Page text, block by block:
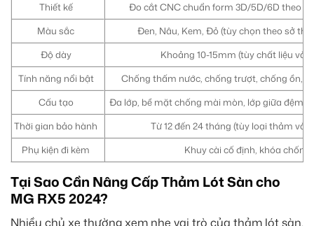
Thiết kế
Đo cắt CNC chuẩn form 3D/5D/6D theo
Màu sắc
Đen, Nâu, Kem, Đỏ (tùy chọn theo sở
Độ dày
Khoảng 10-15mm (tùy chất liệu và
Tính năng nổi bật
Chống thấm nước, chống trượt, chống ồn,
Cấu tạo
Đa lớp, bề mặt chống mài mòn, lớp giữa đệm
Thời gian bảo hành
Từ 12 đến 24 tháng (tùy loại thảm và
Phụ kiện đi kèm
Khuy cài cố định, khóa
Tại Sao Cần Nâng Cấp Thảm Lót Sàn cho
MG RX5 2024?
Nhiều chủ xe thường xem nhẹ vai trò của thảm lót sàn,